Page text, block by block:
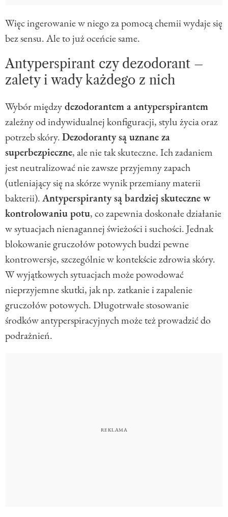
Więc ingerowanie w niego za pomocą chemii wydaje się
bez sensu. Ale to już oceńcie same.
Antyperspirant czy dezodorant –
zalety i wady każdego z nich
Wybór międzydezodorantem a antyperspirantem
zależny od indywidualnej konfiguracji, stylu życia oraz
potrzeb skóry.Dezodoranty są uznane za
superbezpieczne, ale nie tak skuteczne. Ich zadaniem
jest neutralizować nie zawsze przyjemny zapach
(utleniający się na skórze wynik przemiany materii
bakterii).Antyperspiranty są bardziej skuteczne w
kontrolowaniu potu, co zapewnia doskonałe działanie
w sytuacjach nienagannej świeżości i suchości. Jednak
blokowanie gruczołów potowych budzi pewne
kontrowersje, szczególnie w kontekście zdrowia skóry.
W wyjątkowych sytuacjach może powodować
nieprzyjemne skutki, jak np. zatkanie i zapalenie
gruczołów potowych. Długotrwałe stosowanie
środków antyperspiracyjnych może też prowadzić do
podrażnień.